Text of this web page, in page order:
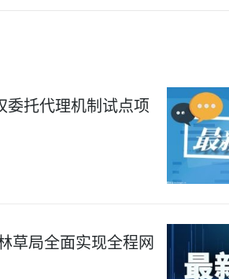
委托代理机制试点项
草局全面实现全程网